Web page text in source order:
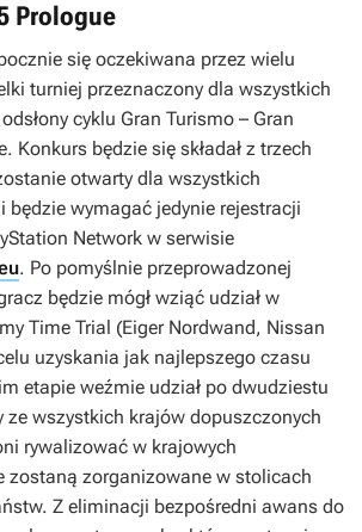
Prologue
się oczekiwana przez wielu
turniej przeznaczony dla wszystkich
cyklu Gran Turismo – Gran
. Konkurs będzie się składał z trzech
otwarty dla wszystkich
będzie wymagać jedynie rejestracji
Network w serwisie
. Po pomyślnie przeprowadzonej
będzie mógł wziąć udział w
Time Trial (Eiger Nordwand, Nissan
uzyskania jak najlepszego czasu
etapie weźmie udział po dwudziestu
ze wszystkich krajów dopuszczonych
rywalizować w krajowych
zostaną zorganizowane w stolicach
Z eliminacji bezpośredni awans do